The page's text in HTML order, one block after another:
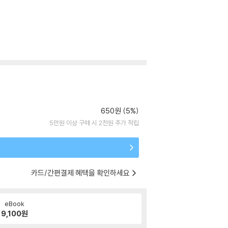
650원 (5%)
5만원 이상 구매 시 2천원 추가 적립
카드/간편결제 혜택을 확인하세요
eBook
9,100원